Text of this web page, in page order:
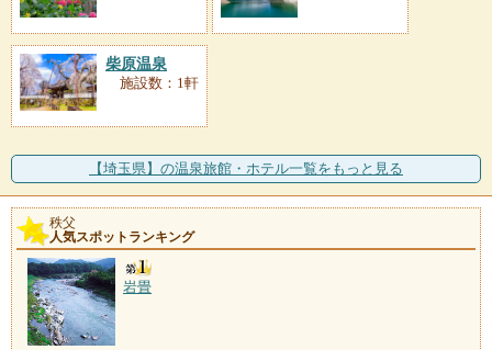
柴原温泉
施設数：1軒
【埼玉県】の温泉旅館・ホテル一覧をもっと見る
秩父
人気スポットランキング
岩畳